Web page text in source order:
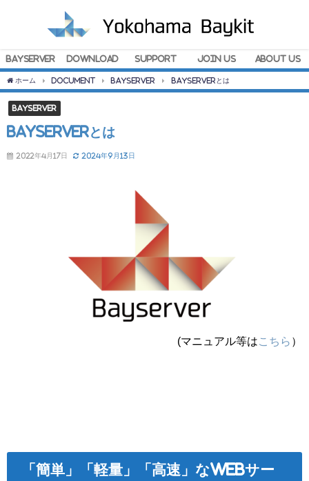
BayServer Download Support Join Us About Us
ホーム Document BayServer BayServerとは
BayServer
BayServerとは
2022年4月17日 2024年9月13日
(マニュアル等は こちら ）
「簡単」「軽量」「高速」なWebサー